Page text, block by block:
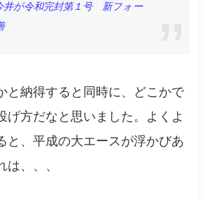
井が令和完封第１号 新フォー
と納得すると同時に、どこかで
げ方だなと思いました。よくよ
と、平成の大エースが浮かびあ
は、、、